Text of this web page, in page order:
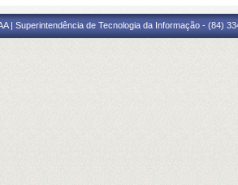
| Superintendência de Tecnologia da Informação - (84)